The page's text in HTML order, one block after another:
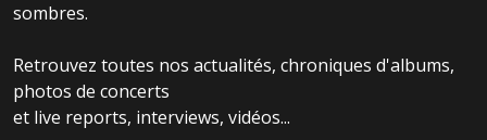
sombres.
Retrouvez toutes nos actualités, chroniques d'albums,
photos de concerts
et live reports, interviews, vidéos...